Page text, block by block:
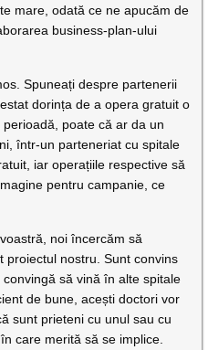
mare, odată ce ne apucăm de
business-plan-ului
Spuneați despre partenerii
dorința de a opera gratuit o
poate că ar da un
într-un parteneriat cu spitale
iar operațiile respective să
pentru campanie, ce
noi încercăm să
proiectul nostru. Sunt convins
să vină în alte spitale
de bune, acești doctori vor
sunt prieteni cu unul sau cu
care merită să se implice.